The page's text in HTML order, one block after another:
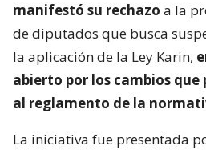
manifestó su rechazo a la
de diputados que busca
la aplicación de la Ley Karin,
abierto por los cambios que
al reglamento de la
La iniciativa fue presentada